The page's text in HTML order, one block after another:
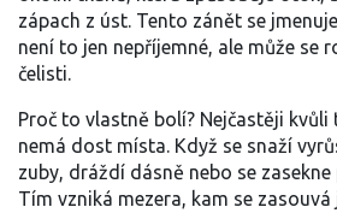
zápach z úst. Tento zánět se
není to jen nepříjemné, ale může se
čelisti.
Proč to vlastně bolí? Nejčastěji kvůli
nemá dost místa. Když se snaží
zuby, dráždí dásně nebo se
Tím vzniká mezera, kam se